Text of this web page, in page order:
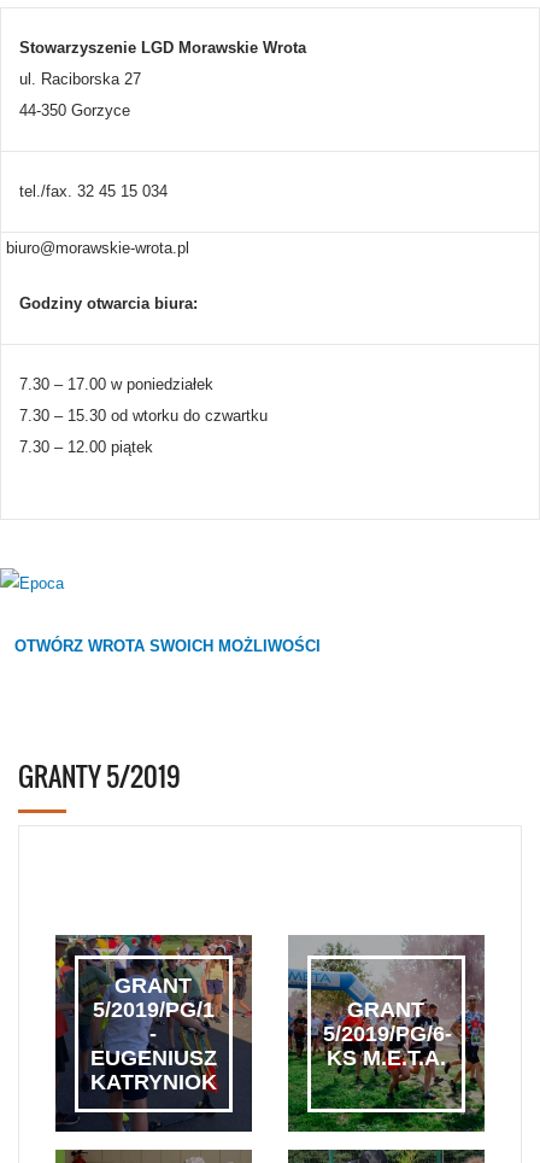
Stowarzyszenie LGD Morawskie Wrota
ul. Raciborska 27
44-350 Gorzyce
tel./fax. 32 45 15 034
biuro@morawskie-wrota.pl
Godziny otwarcia biura:
7.30 – 17.00 w poniedziałek
7.30 – 15.30 od wtorku do czwartku
7.30 – 12.00 piątek
OTWÓRZ WROTA SWOICH MOŻLIWOŚCI
GRANTY 5/2019
GRANT
5/2019/PG/1
-
EUGENIUSZ
KATRYNIOK
GRANT
5/2019/PG/6-
KS M.E.T.A.